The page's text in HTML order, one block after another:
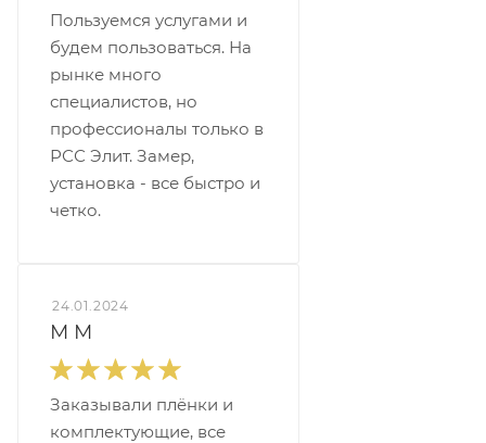
Пользуемся услугами и
будем пользоваться. На
рынке много
специалистов, но
профессионалы только в
РСС Элит. Замер,
установка - все быстро и
четко.
24.01.2024
М М
Заказывали плёнки и
комплектующие, все